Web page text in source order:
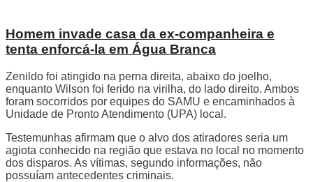
Homem invade casa da ex-companheira e
tenta enforcá-la em Água Branca
Zenildo foi atingido na perna direita, abaixo do joelho,
enquanto Wilson foi ferido na virilha, do lado direito. Ambos
foram socorridos por equipes do SAMU e encaminhados à
Unidade de Pronto Atendimento (UPA) local.
Testemunhas afirmam que o alvo dos atiradores seria um
agiota conhecido na região que estava no local no momento
dos disparos. As vítimas, segundo informações, não
possuíam antecedentes criminais.